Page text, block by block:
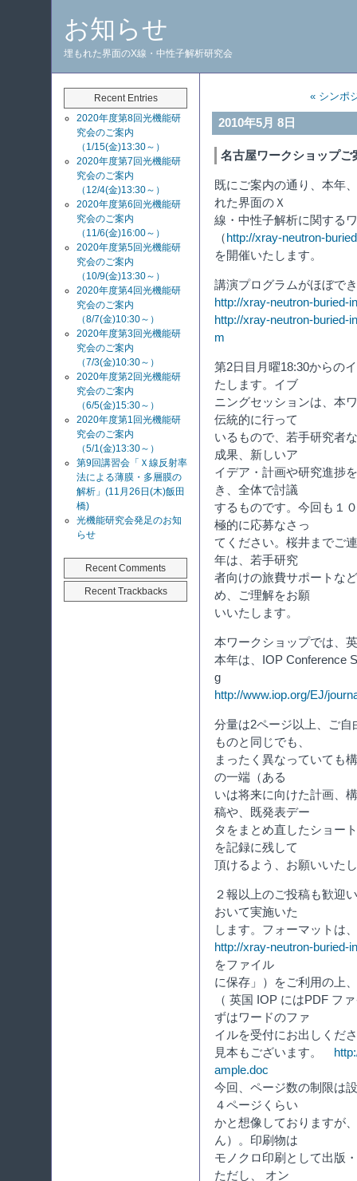
お知らせ
埋もれた界面のX線・中性子解析研究会
« シンポ
2010年5月 8日
名古屋ワークショップ
既にご案内の通り、本年
れた界面のＸ
線・中性子解析に関する
（ http://xray-neutron-
を開催いたします。
講演プログラムがほぼで
http://xray-neutron-buried-
http://xray-neutron-buried-
m
第2日目月曜18:30からの
たします。イブ
ニングセッションは、本
伝統的に行って
いるもので、若手研究者
成果、新しいア
イデア・計画や研究進捗
き、全体で討議
するものです。今回も１
極的に応募なさっ
てください。桜井までご
年は、若手研究
者向けの旅費サポートな
め、ご理解をお願
いいたします。
本ワークショップでは、
本年は、IOP Conference
g
http://www.iop.org/EJ/
分量は2ページ以上、ご
ものと同じでも、
まったく異なっていても
の一端（ある
いは将来に向けた計画、
稿や、既発表デー
タをまとめ直したショー
を記録に残して
頂けるよう、お願いいた
２報以上のご投稿も歓迎
おいて実施いた
します。フォーマット
http://xray-neutron-buried-
をファイル
に保存」）をご利用の上
（ 英国 IOP にはPDF フ
ずはワードのファ
イルを受付にお出しくだ
見本もございます。
ample.doc
今回、ページ数の制限は
４ページくらい
かと想像しておりますが
ん）。印刷物は
モノクロ印刷として出版
ただし、 オン
Recent Entries
2020年度第8回光機能研
究会のご案内
（1/15(金)13:30～）
2020年度第7回光機能研
究会のご案内
（12/4(金)13:30～）
2020年度第6回光機能研
究会のご案内
（11/6(金)16:00～）
2020年度第5回光機能研
究会のご案内
（10/9(金)13:30～）
2020年度第4回光機能研
究会のご案内
（8/7(金)10:30～）
2020年度第3回光機能研
究会のご案内
（7/3(金)10:30～）
2020年度第2回光機能研
究会のご案内
（6/5(金)15:30～）
2020年度第1回光機能研
究会のご案内
（5/1(金)13:30～）
第9回講習会「Ｘ線反射率
法による薄膜・多層膜の
解析」(11月26日(木)飯田
橋)
光機能研究会発足のお知
らせ
Recent Comments
Recent Trackbacks